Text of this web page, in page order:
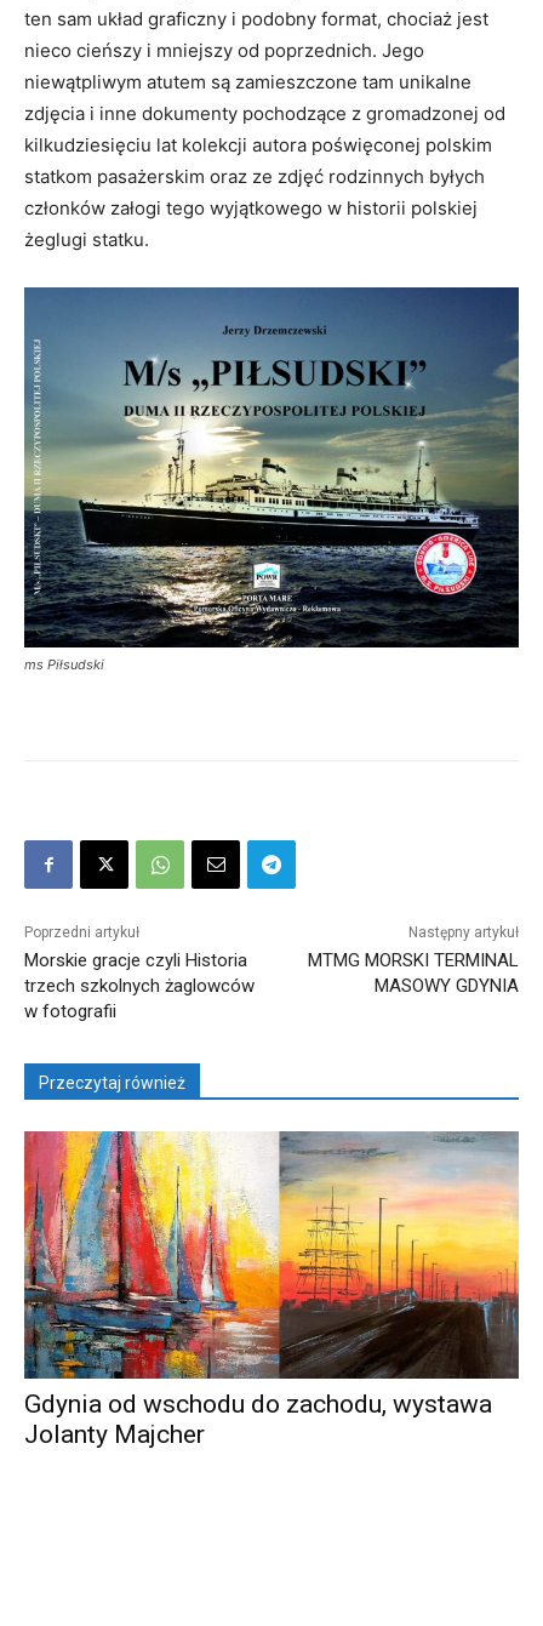
ten sam układ graficzny i podobny format, chociaż jest
nieco cieńszy i mniejszy od poprzednich. Jego
niewątpliwym atutem są zamieszczone tam unikalne
zdjęcia i inne dokumenty pochodzące z gromadzonej od
kilkudziesięciu lat kolekcji autora poświęconej polskim
statkom pasażerskim oraz ze zdjęć rodzinnych byłych
członków załogi tego wyjątkowego w historii polskiej
żeglugi statku.
ms Piłsudski
Poprzedni artykuł
Morskie gracje czyli Historia
trzech szkolnych żaglowców
w fotografii
Następny artykuł
MTMG MORSKI TERMINAL
MASOWY GDYNIA
Przeczytaj również
Gdynia od wschodu do zachodu, wystawa
Jolanty Majcher